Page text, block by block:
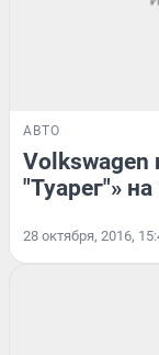
АВТО
Volkswagen
"Туарег"»
28 октября, 2016,